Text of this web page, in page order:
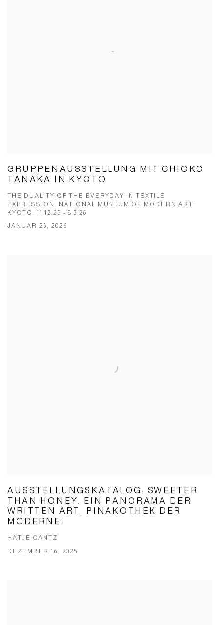
GRUPPENAUSSTELLUNG MIT CHIOKO
TANAKA IN KYOTO
THE DUALITY OF THE EVERYDAY IN TEXTILE
EXPRESSION. NATIONAL MUSEUM OF MODERN ART
KYOTO. 11.12.25 - 8.3.26
JANUAR 26, 2026
AUSSTELLUNGSKATALOG: SWEETER
THAN HONEY. EIN PANORAMA DER
WRITTEN ART. PINAKOTHEK DER
MODERNE
HATJE CANTZ
DEZEMBER 16, 2025